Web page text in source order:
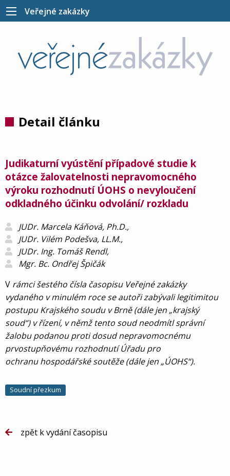
Veřejné zakázky
Detail článku
Judikaturní vyústění případové studie k
otázce žalovatelnosti nepravomocného
výroku rozhodnutí ÚOHS o nevyloučení
odkladného účinku odvolání/ rozkladu
JUDr. Marcela Káňová, Ph.D.,
JUDr. Vilém Podešva, LL.M.,
JUDr. Ing. Tomáš Rendl,
Mgr. Bc. Ondřej Špičák
V rámci šestého čísla časopisu Veřejné zakázky
vydaného v minulém roce se autořizabývali legitimitou
postupuKrajského soudu v Brně (dálejen „krajský
soud“) v řízení, v němž tento soud neodmítl správní
žalobu podanouproti dosud nepravomocnému
prvostupňovémurozhodnutí Úřadu pro
ochranuhospodářské soutěže (dále jen „ÚOHS“).
Soudní přezkum
zpět k vydání časopisu